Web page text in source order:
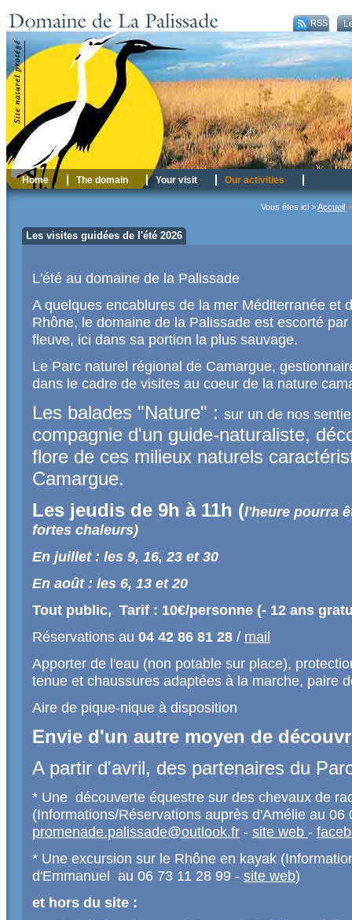
RSS
Home The domain Your visit Our activities
Vous êtes ici >Accueil
Les visites guidées de l'été 2026
L'été au domaine de la Palissade
A quelques encablures de la mer Méditerranée et
Rhône, le domaine de la Palissade est escorté
fleuve, ici dans sa portion la plus sauvage.
Le Parc naturel régional de Camargue,
dans le cadre de visites au coeur de la nature
Les balades "Nature" : sur un de nos
compagnie d'un guide-naturaliste,
flore de ces milieux naturels
Camargue.
Les jeudis de 9h à 11h (l'heure pourra
fortes chaleurs)
En juillet : les 9, 16, 23 et 30
En août : les 6, 13 et 20
Tout public, Tarif : 10€/personne (- 12 ans
Réservations au 04 42 86 81 28 / mail
Apporter de l'eau (non potable sur place),
tenue et chaussures adaptées à la marche, paire
Aire de pique-nique à disposition
Envie d'un autre moyen de
A partir d'avril, des partenaires du
* Une découverte équestre sur des chevaux de
(Informations/Réservations auprès d'Amélie au 06
promenade.palissade@outlook.fr - site web -
* Une excursion sur le Rhône en kayak
d'Emmanuel au 06 73 11 28 99 - site web)
et hors du site :